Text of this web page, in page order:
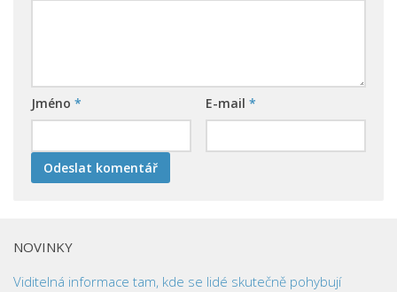
Jméno * E-mail *
NOVINKY
Viditelná informace tam, kde se lidé skutečně pohybují